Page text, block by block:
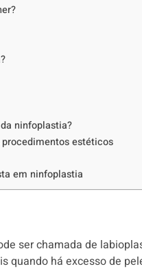
ninfoplastia?
estéticos
em ninfoplastia
ser chamada de
quando há excesso de